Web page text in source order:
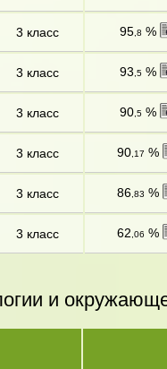
3 класс 95 ,8 %
3 класс 93 ,5 %
3 класс 90 ,5 %
3 класс 90 ,17 %
3 класс 86 ,83 %
3 класс 62 ,06 %
и